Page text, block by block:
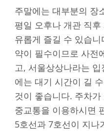
주말에는 대부분의 장
평일 오후나 개관 직
유롭게 즐길 수 있습
약이 필수이므로 사전
고, 서울상상나라는
에는 대기 시간이 길
것이 좋습니다. 주차
중교통을 이용하시면
5호선과 7호선이 지나